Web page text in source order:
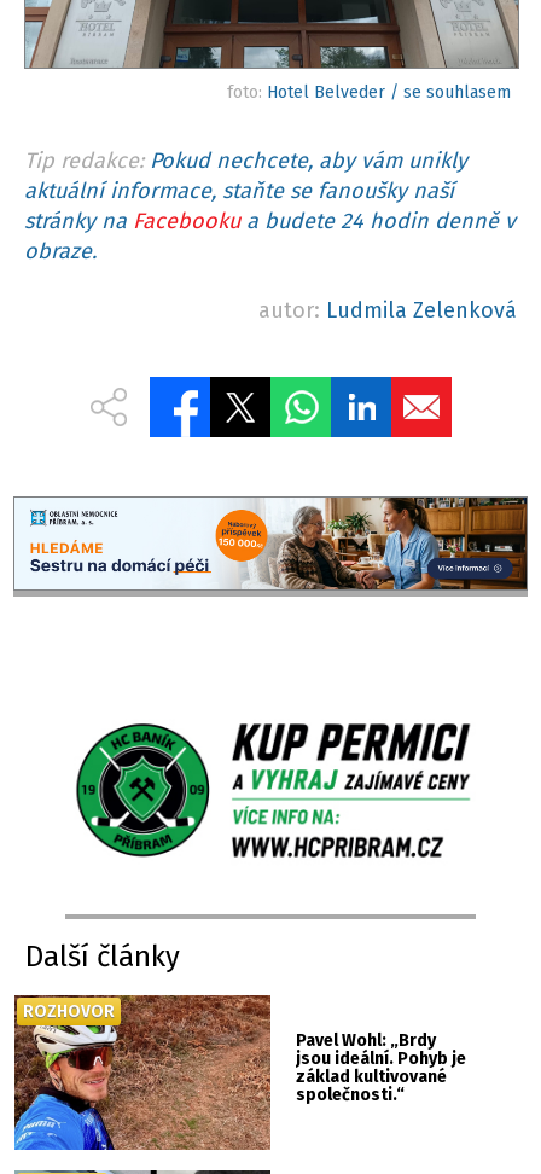
foto: Hotel Belveder / se souhlasem
Tip redakce: Pokud nechcete, aby vám unikly
aktuální informace, staňte se fanoušky naší
stránky na Facebookua budete 24 hodin denně v
obraze.
autor: Ludmila Zelenková
Další články
Pavel Wohl: „Brdy
jsou ideální. Pohyb je
základ kultivované
společnosti.“
ROZHOVOR